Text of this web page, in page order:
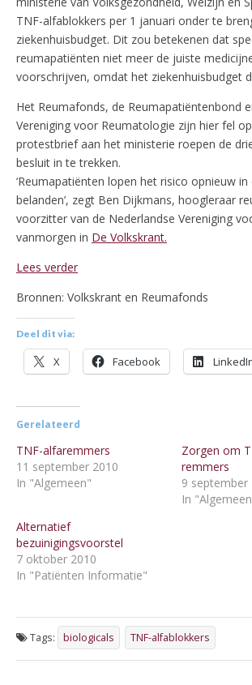
TNF-alfablokkers per 1 januari onder te
ziekenhuisbudget. Dit zou betekenen dat
reumapatiënten niet meer de juiste
voorschrijven, omdat het ziekenhuisbudget
Het Reumafonds, de Reumapatiëntenbond
Vereniging voor Reumatologie zijn hier fel
protestbrief aan het ministerie roepen de
besluit in te trekken.
‘Reumapatiënten lopen het risico opnieuw
belanden’, zegt Ben Dijkmans, hoogleraar
voorzitter van de Nederlandse Vereniging
vanmorgen in De Volkskrant.
Lees verder
Bronnen: Volkskrant en Reumafonds
Deel dit via:
X Facebook
Gerelateerd
TNF-alfaremmers
11 september 2010
In "Algemeen"
Zorgen om
remmers
9 september
In
Alternatief
bezuinigingsvoorstel
7 oktober 2010
In "Patiënten Informatie"
Tags: biologicals TNF-alfablokkers